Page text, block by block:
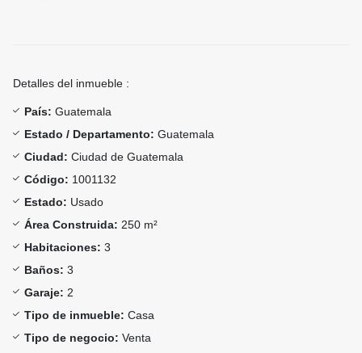
Detalles del inmueble :
País: Guatemala
Estado / Departamento: Guatemala
Ciudad: Ciudad de Guatemala
Código: 1001132
Estado: Usado
Área Construida: 250 m²
Habitaciones: 3
Baños: 3
Garaje: 2
Tipo de inmueble: Casa
Tipo de negocio: Venta